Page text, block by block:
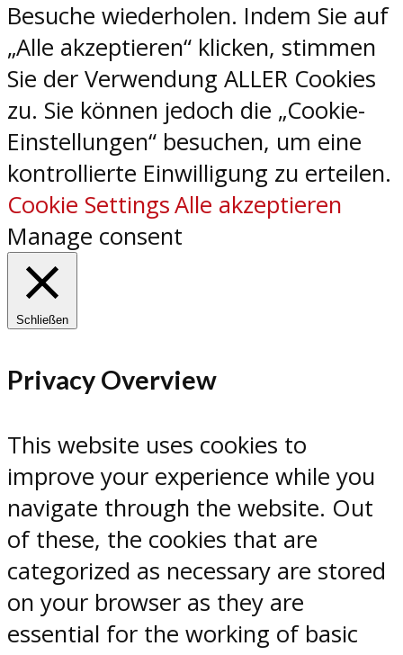
Besuche wiederholen. Indem Sie auf
„Alle akzeptieren“ klicken, stimmen
Sie der Verwendung ALLER Cookies
zu. Sie können jedoch die „Cookie-
Einstellungen“ besuchen, um eine
kontrollierte Einwilligung zu erteilen.
Cookie SettingsAlle akzeptieren
Manage consent
Schließen
Privacy Overview
This website uses cookies to
improve your experience while you
navigate through the website. Out
of these, the cookies that are
categorized as necessary are stored
on your browser as they are
essential for the working of basic